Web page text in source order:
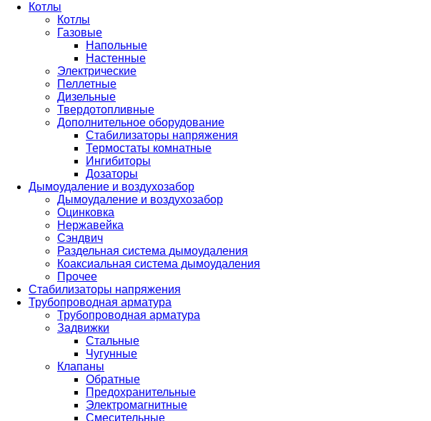
Котлы
Котлы
Газовые
Напольные
Настенные
Электрические
Пеллетные
Дизельные
Твердотопливные
Дополнительное оборудование
Стабилизаторы напряжения
Термостаты комнатные
Ингибиторы
Дозаторы
Дымоудаление и воздухозабор
Дымоудаление и воздухозабор
Оцинковка
Нержавейка
Сэндвич
Раздельная система дымоудаления
Коаксиальная система дымоудаления
Прочее
Стабилизаторы напряжения
Трубопроводная арматура
Трубопроводная арматура
Задвижки
Стальные
Чугунные
Клапаны
Обратные
Предохранительные
Электромагнитные
Смесительные